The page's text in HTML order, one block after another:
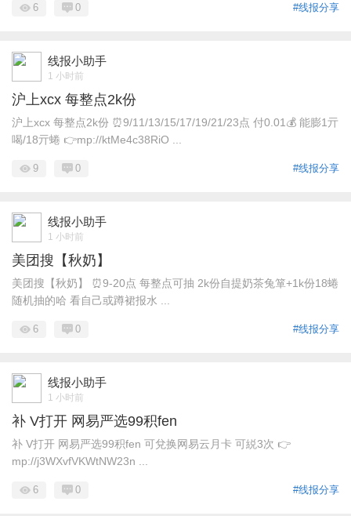
#线报分享
6 0
线报小助手
1 小时前
沪上xcx 每整点2k份
沪上xcx 每整点2k份 ⏰9/11/13/15/17/19/21/23点 付0.01💰 能膨1亓
喝/18亓蜷 👉mp://ktMe4c38RiO ...
#线报分享
9 0
线报小助手
1 小时前
美团搜【秋奶】
美团搜【秋奶】 ⏰9-20点 每整点可抽 2k份自提奶茶兔箪+1k份18蜷
随机抽的哈 看自己或蹲裙报水 ...
#线报分享
6 0
线报小助手
1 小时前
补 V打开 网易严选99积fen
补 V打开 网易严选99积fen 可兌换网易云月卡 可綐3次 👉
mp://j3WXvfVKWtNW23n ...
#线报分享
6 0